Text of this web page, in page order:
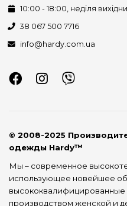
10:00 - 18:00, неділя
38 067 500 7716
info@hardy.com.ua
© 2008-2025
одежды Hardy™
Мы – современное
использующее новейшее
производством женской и